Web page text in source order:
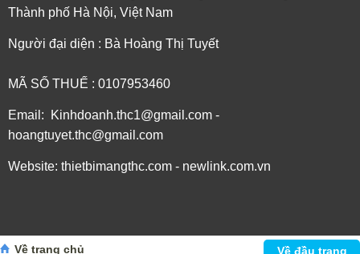
Thành phố Hà Nội, Việt Nam
Người đại diện : Bà Hoàng Thị Tuyết
MÃ SỐ THUẾ : 0107953460
Email: Kinhdoanh.thc1@gmail.com -
hoangtuyet.thc@gmail.com
Website: thietbimangthc.com - newlink.com.vn
Về đầu trang
Về trang chủ